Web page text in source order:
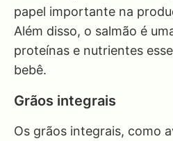
papel importante na
Além disso, o salmão é
proteínas e nutrientes
bebê.
Grãos integrais
Os grãos integrais, como